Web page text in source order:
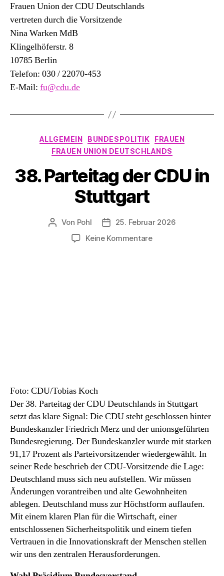
Frauen Union der CDU Deutschlands
vertreten durch die Vorsitzende
Nina Warken MdB
Klingelhöferstr. 8
10785 Berlin
Telefon: 030 / 22070-453
E-Mail: fu@cdu.de
Kategorien
ALLGEMEIN BUNDESPOLITIK
FRAUEN
FRAUEN UNION DEUTSCHLANDS
38. Parteitag der CDU in
Stuttgart
Beitragsautor
Von Pohl Beitragsdatum
25. Februar 2026
Keine Kommentarezu
Foto: CDU/Tobias Koch
Der 38. Parteitag der CDU Deutschlands in Stuttgart
setzt das klare Signal: Die CDU steht geschlossen hinter
Bundeskanzler Friedrich Merz und der unionsgeführten
Bundesregierung. Der Bundeskanzler wurde mit starken
91,17 Prozent als Parteivorsitzender wiedergewählt. In
seiner Rede beschrieb der CDU-Vorsitzende die Lage:
Deutschland muss sich neu aufstellen. Wir müssen
Änderungen vorantreiben und alte Gewohnheiten
ablegen. Deutschland muss zur Höchstform auflaufen.
Mit einem klaren Plan für die Wirtschaft, einer
entschlossenen Sicherheitspolitik und einem tiefen
Vertrauen in die Innovationskraft der Menschen stellen
wir uns den zentralen Herausforderungen.